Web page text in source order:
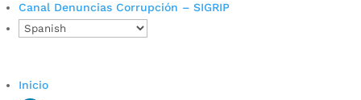
Canal Denuncias Corrupción – SIGRIP
Inicio